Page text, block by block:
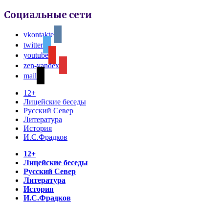
Социальные сети
vkontakte
twitter
youtube
zen-yandex
mail
12+
Лицейские беседы
Русский Север
Литература
История
И.С.Фрадков
12+
Лицейские беседы
Русский Север
Литература
История
И.С.Фрадков